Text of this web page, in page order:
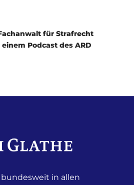
für Strafrecht
Podcast des ARD
in allen